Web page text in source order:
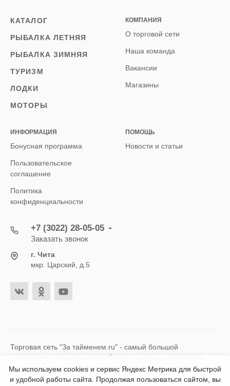
КАТАЛОГ
РЫБАЛКА ЛЕТНЯЯ
РЫБАЛКА ЗИМНЯЯ
ТУРИЗМ
ЛОДКИ
МОТОРЫ
КОМПАНИЯ
О торговой сети
Наша команда
Вакансии
Магазины
ИНФОРМАЦИЯ
Бонусная программа
Пользовательское
соглашение
Политика
конфиденциальности
ПОМОЩЬ
Новости и статьи
+7 (3022) 28-05-05
Заказать звонок
г. Чита
мкр. Царский, д.5
Торговая сеть "За тайменем.ru" - самый большой
ассортимент товаров для рыбалки, туризма, альпинизма,
подводной охоты и дайвинга в Чите и Забайкальском крае!
Мы используем cookies и сервис Яндекс Метрика для быстрой
и удобной работы сайта. Продолжая пользоваться сайтом, вы